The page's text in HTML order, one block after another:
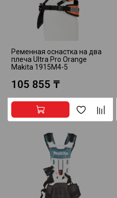
Ременная оснастка на два
плеча Ultra Pro Orange
Makita 1915M4-5
105 855 ₸